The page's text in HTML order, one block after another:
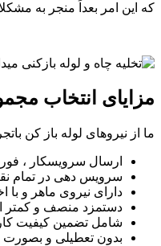
که این امر بعداً منجر به
مزایای انتخاب
ما از نیروهای لوله باز کن
ارسال سرویسکار ،
سرویس دهی در تمام
دارای نیروی ماهر و با
دستمزد منصف و کمتر
شامل تضمین کیفیت کار
بدون تعطیلی و